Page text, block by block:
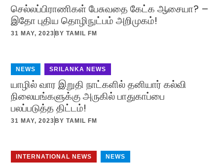
செல்லப்பிராணிகள் பேசுவதை கேட்க ஆசையா? –
இதோ புதிய தொழிநுட்பம் அறிமுகம்!
31 MAY, 2023 BYTAMIL FM
NEWS SRILANKA NEWS
யாழில் வார இறுதி நாட்களில் தனியார் கல்வி
நிலையங்களுக்கு அருகில் பாதுகாப்பை
பலப்படுத்த திட்டம்!
31 MAY, 2023 BYTAMIL FM
INTERNATIONAL NEWS NEWS